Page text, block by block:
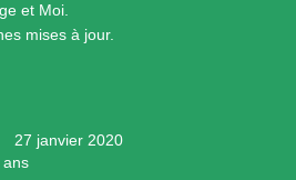
et Moi.
mises à jour.
27 janvier 2020
ans